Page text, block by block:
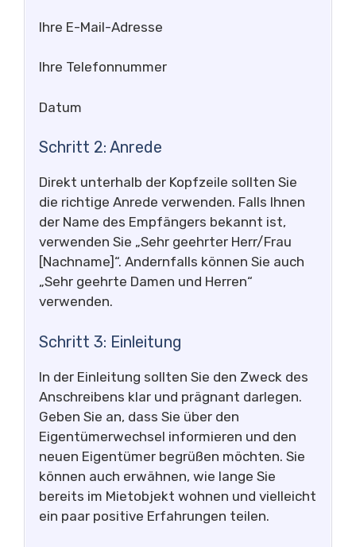
Ihre E-Mail-Adresse
Ihre Telefonnummer
Datum
Schritt 2: Anrede
Direkt unterhalb der Kopfzeile sollten Sie
die richtige Anrede verwenden. Falls Ihnen
der Name des Empfängers bekannt ist,
verwenden Sie „Sehr geehrter Herr/Frau
[Nachname]“. Andernfalls können Sie auch
„Sehr geehrte Damen und Herren“
verwenden.
Schritt 3: Einleitung
In der Einleitung sollten Sie den Zweck des
Anschreibens klar und prägnant darlegen.
Geben Sie an, dass Sie über den
Eigentümerwechsel informieren und den
neuen Eigentümer begrüßen möchten. Sie
können auch erwähnen, wie lange Sie
bereits im Mietobjekt wohnen und vielleicht
ein paar positive Erfahrungen teilen.